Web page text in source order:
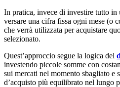
In pratica, invece di investire tutto in
versare una cifra fissa ogni mese (o
che verrà utilizzata per acquistare
selezionato.
Quest’approccio segue la logica del
investendo piccole somme con
sui mercati nel momento sbagliato e
d’acquisto più equilibrato nel lungo